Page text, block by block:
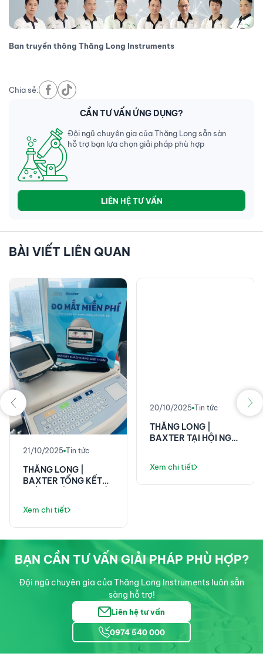
Ban truyền thông Thăng Long Instruments
Chia sẻ:
CẦN TƯ VẤN ỨNG DỤNG?
Đội ngũ chuyên gia của Thăng Long sẵn sàn
hỗ trợ bạn lựa chọn giải pháp phù hợp
LIÊN HỆ TƯ VẤN
BÀI VIẾT LIÊN QUAN
21/10/2025 Tin tức
THĂNG LONG |
BAXTER TỔNG KẾT
NGHỊ KHOA HỌC ĐIỀU
DƯỠNG PHENIKAA!
Xem chi tiết
20/10/2025 Tin tức
THĂNG LONG |
BAXTER TẠI HỘI NGHỊ
Xem chi tiết
BẠN CẦN TƯ VẤN GIẢI PHÁP PHÙ HỢP?
Đội ngũ chuyên gia của Thăng Long Instruments luôn sẵn
sàng hỗ trợ!
Liên hệ tư vấn
0974 540 000